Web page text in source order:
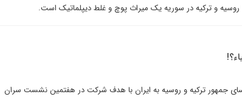
و ترکیه در سوریه یک میراث پوچ و غلط دیپلماتیک است.
جمهور ترکیه و روسیه به ایران با هدف شرکت در هفتمین نشست سران